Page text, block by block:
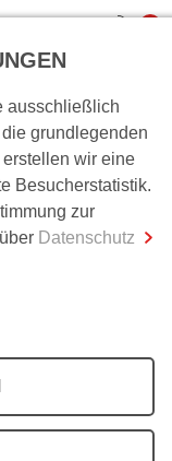
0,00 €
Zur Kasse
ausschließlich
grundlegenden
wir eine
Besucherstatistik.
zur
Datenschutz